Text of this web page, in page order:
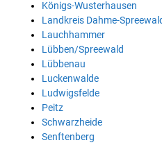
Königs-Wusterhausen
Landkreis Dahme-
Lauchhammer
Lübben/Spreewald
Lübbenau
Luckenwalde
Ludwigsfelde
Peitz
Schwarzheide
Senftenberg